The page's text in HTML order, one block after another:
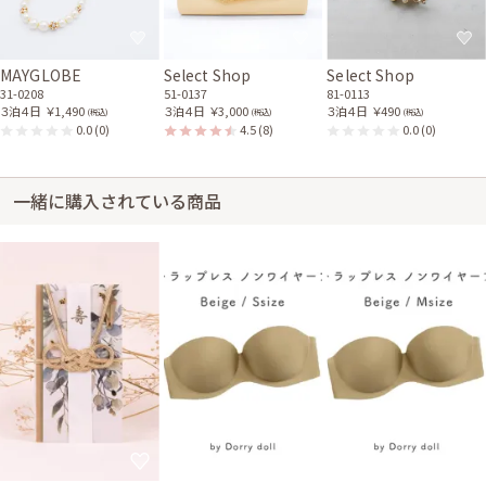
MAYGLOBE
31-0208
３泊４日 ￥1,490 (税込)
0.0(0)
Select Shop
51-0137
３泊４日 ￥3,000 (税込)
4.5(8)
Select Shop
81-0113
３泊４日 ￥490 (税込)
0.0(0)
一緒に購入されている商品